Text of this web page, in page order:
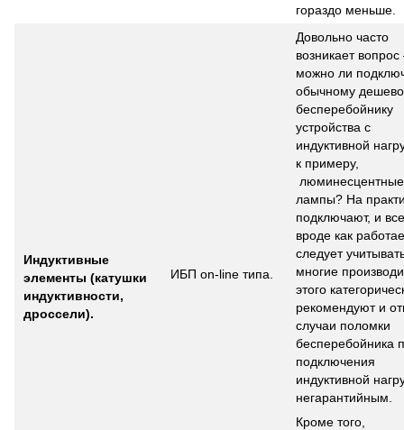
гораздо меньше.
Индуктивные
элементы (катушки
индуктивности,
дроссели).
ИБП on-line типа.
Довольно часто
возникает вопрос
можно ли
обычному
бесперебойнику
устройства с
индуктивной
к примеру,
люминесцентные
лампы? На
подключают, и все
вроде как
следует
многие
этого
рекомендуют и
случаи поломки
бесперебойника
подключения
индуктивной
негарантийным.
Кроме того,